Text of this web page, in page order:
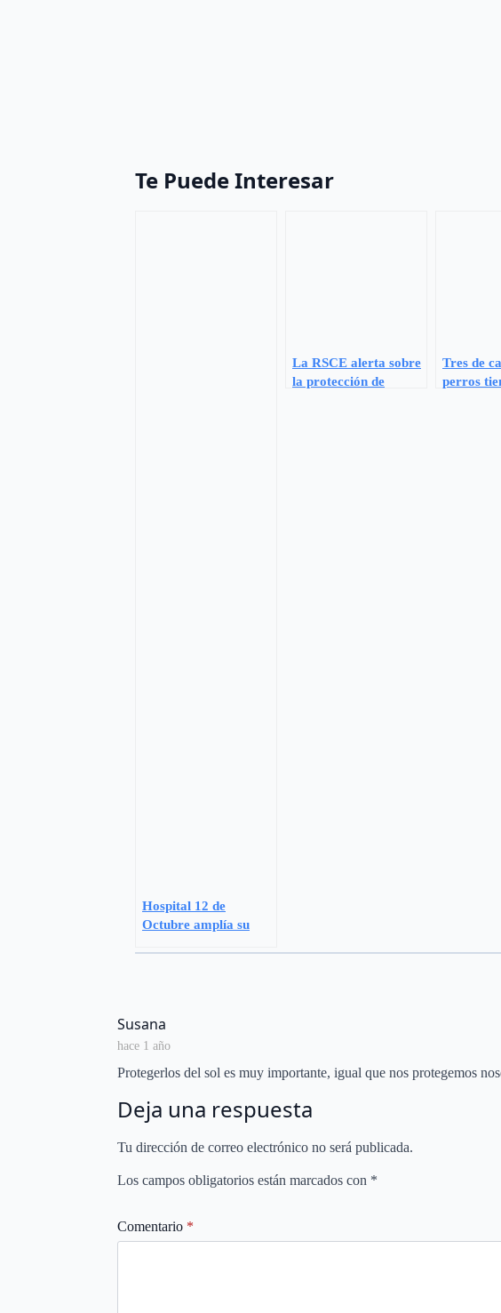
Te Puede Interesar
Hospital 12 de
Octubre amplía su
La RSCE alerta sobre
la protección de
Tres de
perros
Susana
hace 1 año
Protegerlos del sol es muy importante, igual que nos protegemos
Deja una respuesta
Tu dirección de correo electrónico no será publicada.
Los campos obligatorios están marcados con *
Comentario *